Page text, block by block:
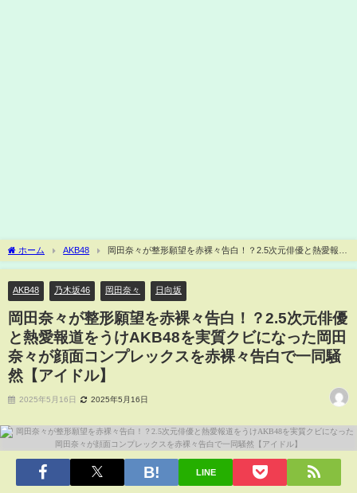
ホーム AKB48
岡田奈々が整形願望を赤裸々告白！？2.5次元俳優と熱愛報道
をうけAKB48を実質クビになった岡田奈々が顔面コンプレックスを赤裸々告白で一同
AKB48
乃木坂46 岡田奈々 日向坂
岡田奈々が整形願望を赤裸々告白！？2.5次元俳優
と熱愛報道をうけAKB48を実質クビになった岡田
奈々が顔面コンプレックスを赤裸々告白で一同騒
然【アイドル】
2025年5月16日 2025年5月16日
LINE